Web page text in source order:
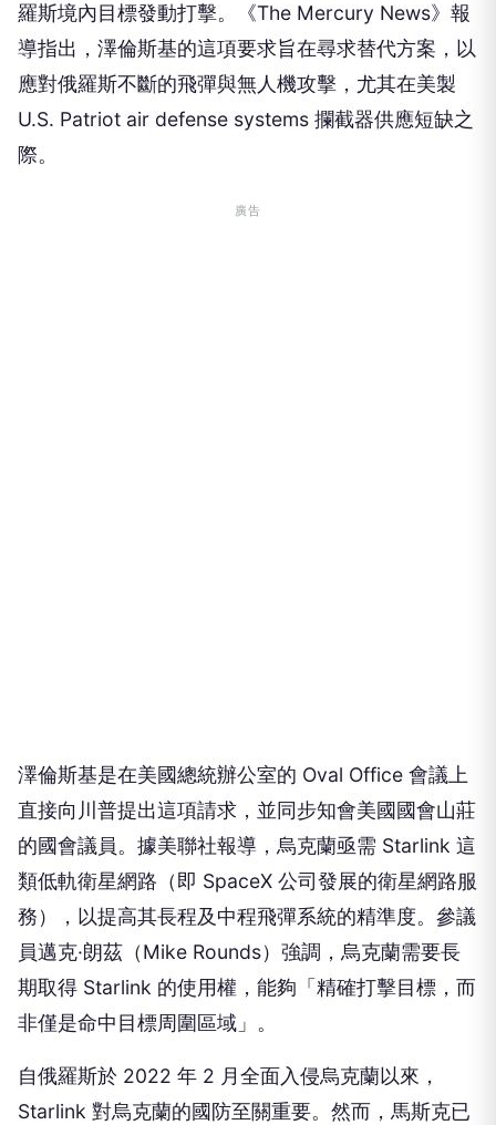
羅斯境內目標發動打擊。《The Mercury News》報
導指出，澤倫斯基的這項要求旨在尋求替代方案，以
應對俄羅斯不斷的飛彈與無人機攻擊，尤其在美製
U.S. Patriot air defense systems 攔截器供應短缺之
際。
廣告
澤倫斯基是在美國總統辦公室的 Oval Office 會議上
直接向川普提出這項請求，並同步知會美國國會山莊
的國會議員。據美聯社報導，烏克蘭亟需 Starlink 這
類低軌衛星網路（即 SpaceX 公司發展的衛星網路服
務），以提高其長程及中程飛彈系統的精準度。參議
員邁克·朗茲（Mike Rounds）強調，烏克蘭需要長
期取得 Starlink 的使用權，能夠「精確打擊目標，而
非僅是命中目標周圍區域」。
自俄羅斯於 2022 年 2 月全面入侵烏克蘭以來，
Starlink 對烏克蘭的國防至關重要。然而，馬斯克已